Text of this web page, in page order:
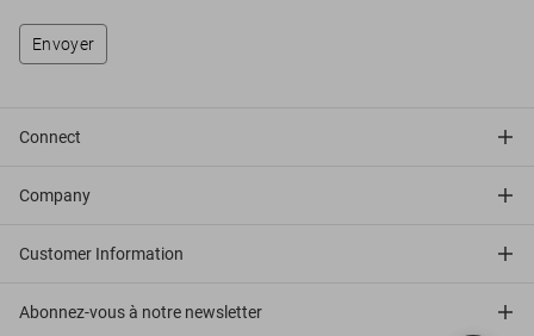
Envoyer
Connect
Company
Customer Information
Abonnez-vous à notre newsletter